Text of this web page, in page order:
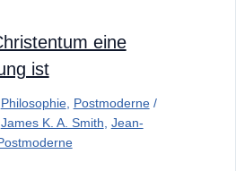
eine
ist
Philosophie, Postmoderne/
James K. A. Smith Jean-